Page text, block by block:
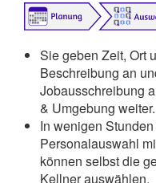
Sie geben Zeit, Ort
Beschreibung an
Jobausschreibung
& Umgebung weiter.
In wenigen
Personalauswahl
können selbst die
Kellner auswählen.